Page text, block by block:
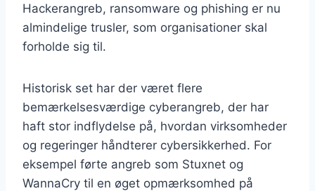
Hackerangreb, ransomware og phishing er nu
almindelige trusler, som organisationer skal
forholde sig til.
Historisk set har der været flere
bemærkelsesværdige cyberangreb, der har
haft stor indflydelse på, hvordan virksomheder
og regeringer håndterer cybersikkerhed. For
eksempel førte angreb som Stuxnet og
WannaCry til en øget opmærksomhed på